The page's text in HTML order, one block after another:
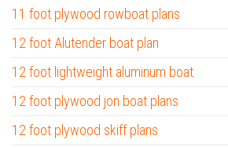
11 foot plywood rowboat plans
12 foot Alutender boat plan
12 foot lightweight aluminum boat
12 foot plywood jon boat plans
12 foot plywood skiff plans